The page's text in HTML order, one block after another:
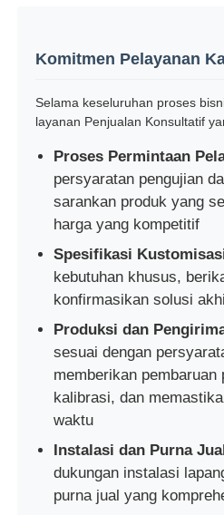
Komitmen Pelayanan
Selama keseluruhan proses
layanan Penjualan Konsultatif
Proses Permintaan
persyaratan pengujian
sarankan produk yang
harga yang kompetitif
Spesifikasi
kebutuhan khusus,
konfirmasikan solusi
Produksi dan
sesuai dengan
memberikan
kalibrasi, dan
waktu
Instalasi dan Purna
dukungan instalasi
purna jual yang